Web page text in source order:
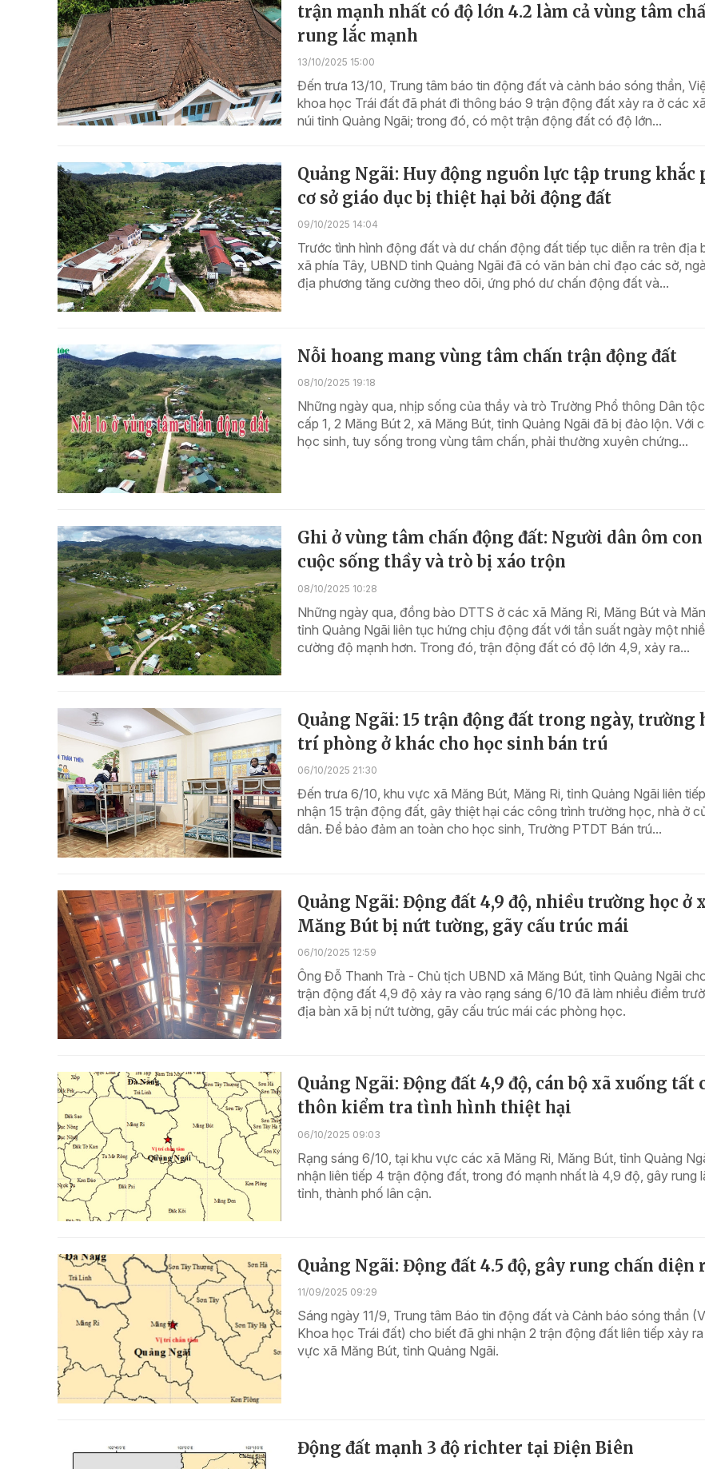
trận mạnh nhất có độ lớn 4.2 làm cả vùng tâm
rung lắc mạnh
13/10/2025 15:00
Đến trưa 13/10, Trung tâm báo tin động đất và cảnh báo sóng thần,
khoa học Trái đất đã phát đi thông báo 9 trận động đất xảy ra ở các
núi tỉnh Quảng Ngãi; trong đó, có một trận động đất có độ lớn...
Quảng Ngãi: Huy động nguồn lực tập trung khắc
cơ sở giáo dục bị thiệt hại bởi động đất
09/10/2025 14:04
Trước tình hình động đất và dư chấn động đất tiếp tục diễn ra trên địa
xã phía Tây, UBND tỉnh Quảng Ngãi đã có văn bản chỉ đạo các sở,
địa phương tăng cường theo dõi, ứng phó dư chấn động đất và...
Nỗi hoang mang vùng tâm chấn trận động đất
08/10/2025 19:18
Những ngày qua, nhịp sống của thầy và trò Trường Phổ thông Dân
cấp 1, 2 Măng Bút 2, xã Măng Bút, tỉnh Quảng Ngãi đã bị đảo lộn. Với
học sinh, tuy sống trong vùng tâm chấn, phải thường xuyên chứng...
Ghi ở vùng tâm chấn động đất: Người dân ôm con
cuộc sống thầy và trò bị xáo trộn
08/10/2025 10:28
Những ngày qua, đồng bào DTTS ở các xã Măng Ri, Măng Bút và
tỉnh Quảng Ngãi liên tục hứng chịu động đất với tần suất ngày một
cường độ mạnh hơn. Trong đó, trận động đất có độ lớn 4,9, xảy ra...
Quảng Ngãi: 15 trận động đất trong ngày, trường
trí phòng ở khác cho học sinh bán trú
06/10/2025 21:30
Đến trưa 6/10, khu vực xã Măng Bút, Măng Ri, tỉnh Quảng Ngãi liên
nhận 15 trận động đất, gây thiệt hại các công trình trường học, nhà ở
dân. Để bảo đảm an toàn cho học sinh, Trường PTDT Bán trú...
Quảng Ngãi: Động đất 4,9 độ, nhiều trường học ở
Măng Bút bị nứt tường, gãy cấu trúc mái
06/10/2025 12:59
Ông Đỗ Thanh Trà - Chủ tịch UBND xã Măng Bút, tỉnh Quảng Ngãi
trận động đất 4,9 độ xảy ra vào rạng sáng 6/10 đã làm nhiều điểm
địa bàn xã bị nứt tường, gãy cấu trúc mái các phòng học.
Quảng Ngãi: Động đất 4,9 độ, cán bộ xã xuống tất
thôn kiểm tra tình hình thiệt hại
06/10/2025 09:03
Rạng sáng 6/10, tại khu vực các xã Măng Ri, Măng Bút, tỉnh Quảng
nhận liên tiếp 4 trận động đất, trong đó mạnh nhất là 4,9 độ, gây rung
tỉnh, thành phố lân cận.
Quảng Ngãi: Động đất 4.5 độ, gây rung chấn diện
11/09/2025 09:29
Sáng ngày 11/9, Trung tâm Báo tin động đất và Cảnh báo sóng thần
Khoa học Trái đất) cho biết đã ghi nhận 2 trận động đất liên tiếp xảy
vực xã Măng Bút, tỉnh Quảng Ngãi.
Động đất mạnh 3 độ richter tại Điện Biên